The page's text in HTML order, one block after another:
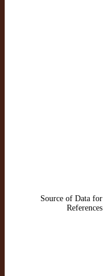
Source of Data for
References